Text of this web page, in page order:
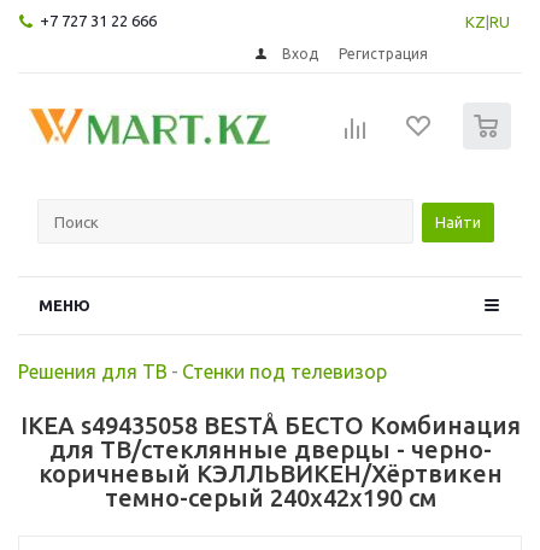
+7 727 31 22 666 KZ RU
Вход Регистрация
Найти
МЕНЮ
Решения для ТВ - Стенки под телевизор
IKEA s49435058 BESTÅ БЕСТО Комбинация
для ТВ/стеклянные дверцы - черно-
коричневый КЭЛЛЬВИКЕН/Хёртвикен
темно-серый 240x42x190 см